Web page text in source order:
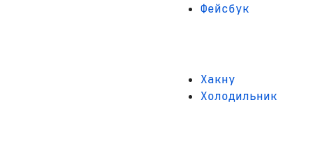
Фейсбук
Хакну
Холодильник